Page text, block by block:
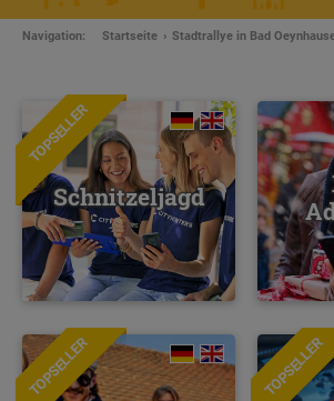
Navigation: Startseite Stadtrallye in Bad
TOPSELLER
Schnitzeljagd
TOPSELLER NEU
TOPSELLER